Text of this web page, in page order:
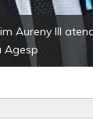
Aureny III
Agesp